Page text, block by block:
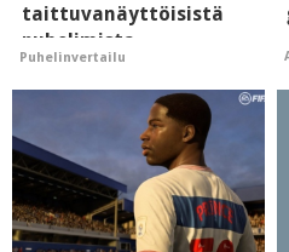
taittuvanäyttöisistä
puhelimista
supersuosittuja
Puhelinvertailu